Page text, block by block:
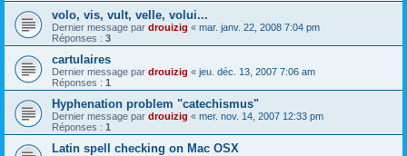
volo, vis, vult, velle, volui...
Dernier message par drouizig « mar. janv. 22, 2008 7:04 pm
Réponses : 3
cartulaires
Dernier message par drouizig « jeu. déc. 13, 2007 7:06 am
Réponses : 1
Hyphenation problem "catechismus"
Dernier message par drouizig « mer. nov. 14, 2007 12:33 pm
Réponses : 1
Latin spell checking on Mac OSX